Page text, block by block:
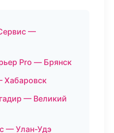
—
Pro — Брянск
Хабаровск
— Великий
— Улан-Удэ